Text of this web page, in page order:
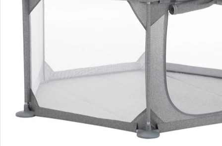
Retoure & Reklamation
Gutscheine & Aktionen
Kontakt & Service
Filialen & Beratung